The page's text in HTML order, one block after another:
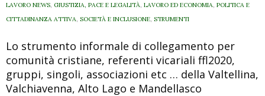
LAVORO NEWS, GIUSTIZIA, PACE E LEGALITÀ, LAVORO ED ECONOMIA, POLITICA E
CITTADINANZA ATTIVA, SOCIETÀ E INCLUSIONE, STRUMENTI
Lo strumento informale di collegamento per
comunità cristiane, referenti vicariali ffl2020,
gruppi, singoli, associazioni etc … della Valtellina,
Valchiavenna, Alto Lago e Mandellasco